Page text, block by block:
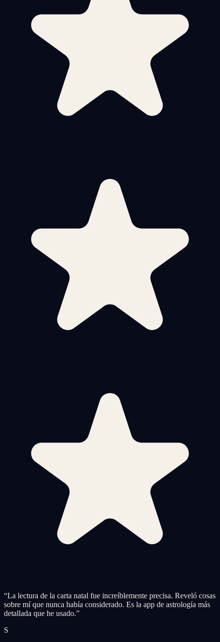
“La lectura de la carta natal fue increíblemente precisa. Reveló cosas
sobre mí que nunca había considerado. Es la app de astrología más
detallada que he usado.”
S